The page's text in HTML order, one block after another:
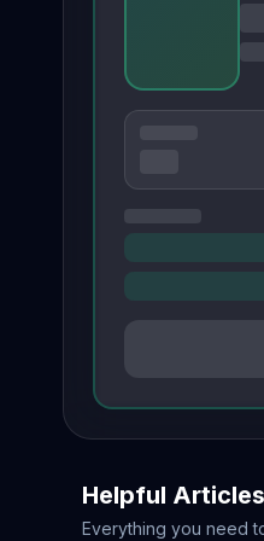
Helpful Articles
Everything you need